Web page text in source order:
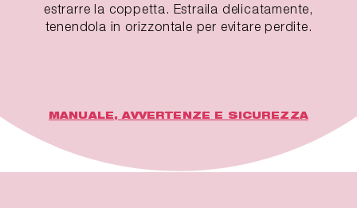
estrarre la coppetta. Estraila delicatamente,
tenendola in orizzontale per evitare perdite.
MANUALE, AVVERTENZE E SICUREZZA